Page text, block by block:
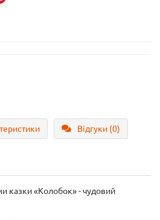
Відгуки (0)
казки «Колобок» - чудовий